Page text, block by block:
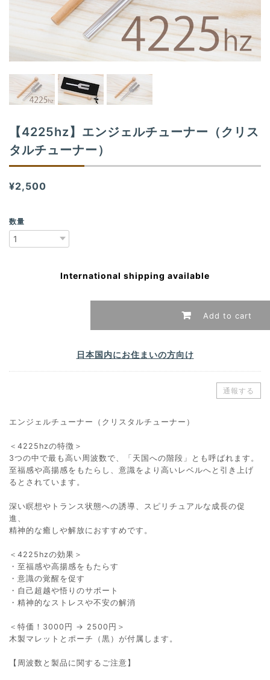
i
o
n
【4225hz】エンジェルチューナー（クリス
タルチューナー）
¥2,500
数量
International shipping available
Add to cart
日本国内にお住まいの方向け
通報する
エンジェルチューナー（クリスタルチューナー）
＜4225hzの特徴＞
3つの中で最も高い周波数で、「天国への階段」とも呼ばれます。
至福感や高揚感をもたらし、意識をより高いレベルへと引き上げ
るとされています。
深い瞑想やトランス状態への誘導、スピリチュアルな成長の促
進、
精神的な癒しや解放におすすめです。
＜4225hzの効果＞
・至福感や高揚感をもたらす
・意識の覚醒を促す
・自己超越や悟りのサポート
・精神的なストレスや不安の解消
＜特価！3000円 → 2500円＞
木製マレットとポーチ（黒）が付属します。
【周波数と製品に関するご注意】